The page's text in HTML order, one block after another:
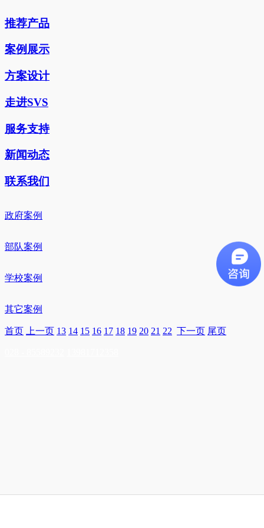
推荐产品
案例展示
方案设计
走进SVS
服务支持
新闻动态
联系我们
政府案例
部队案例
学校案例
其它案例
首页 上一页 13 14 15 16 17 18 19 20 21 22 下一页 尾页